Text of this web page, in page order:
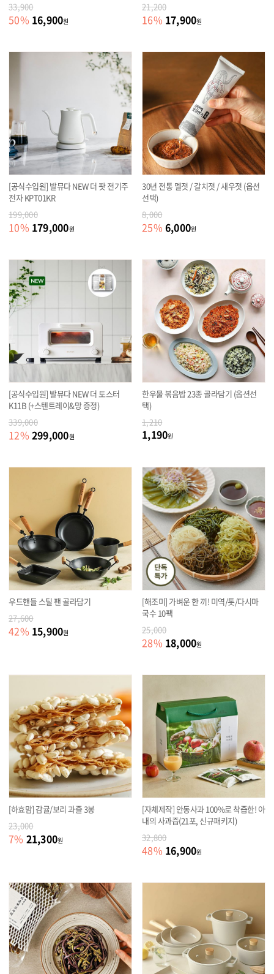
33,900
50% 16,900원
21,200
16% 17,900원
[공식수입원] 발뮤다 NEW 더 팟 전기주
전자 KPT01KR
199,000
10% 179,000원
30년 전통 멜젓 / 갈치젓 / 새우젓 (옵션
선택)
8,000
25% 6,000원
[공식수입원] 발뮤다 NEW 더 토스터
K11B (+스텐트레이&망 증정)
339,000
12% 299,000원
한우물 볶음밥 23종 골라담기 (옵션선
택)
1,210
1,190원
우드핸들 스틸 팬 골라담기
27,600
42% 15,900원
[해조미] 가벼운 한 끼! 미역/톳/다시마
국수 10팩
25,000
28% 18,000원
[하효맘] 감귤/보리 과즐 3봉
23,000
7% 21,300원
[자체제작] 안동사과 100%로 착즙한! 아
내의 사과즙(21포, 신규패키지)
32,800
48% 16,900원